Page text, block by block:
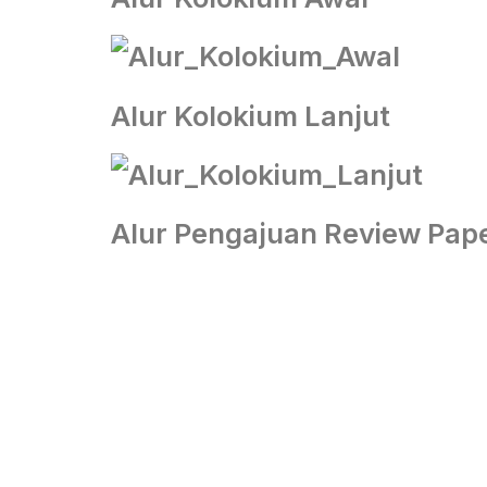
Alur Kolokium Lanjut
Alur Pengajuan Review